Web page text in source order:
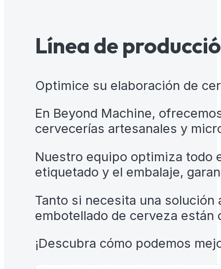
Línea de
Optimice su elaboración de
En Beyond Machine,
cervecerías artesanales y
Nuestro equipo optimiza todo
etiquetado y el embalaje,
Tanto si necesita una
embotellado de cerveza
¡Descubra cómo podemos